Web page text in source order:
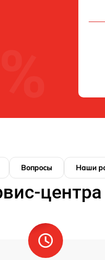
Вопросы Наши
центра